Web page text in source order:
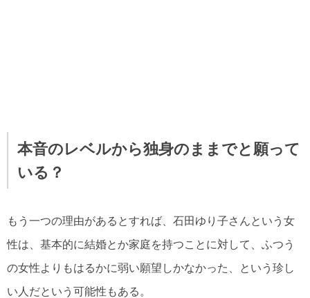
本音のレベルから独身のままでと願って
いる？
もう一つの理由があるとすれば、石田ゆり子さんという女
性は、基本的に結婚とか家庭を持つことに対して、ふつう
の女性よりもはるかに弱い願望しかなかった、という珍し
い人だという可能性もある。